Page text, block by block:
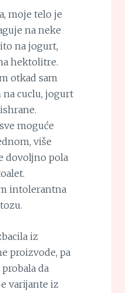
moje telo je
na neke
na jogurt,
hektolitre.
otkad sam
na cuclu, jogurt
moguće
više
dovoljno pola
intolerantna
iz
proizvode, pa
da
varijante iz